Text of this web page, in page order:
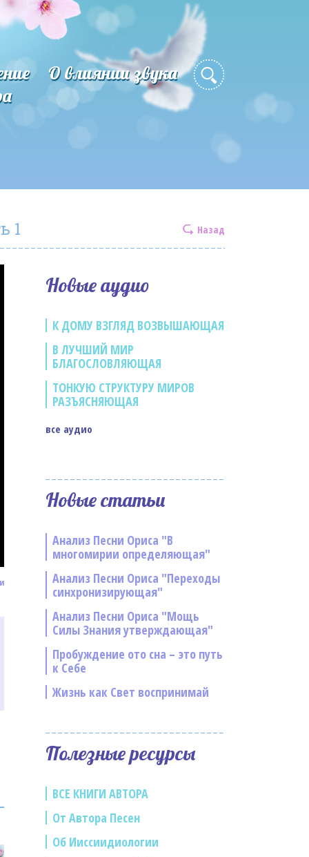
О влиянии звука
1 Назад
Новые аудио
К ДОМУ ВЗГЛЯД ВОЗВЫШАЮЩАЯ
В ЛУЧШИЙ МИР
БЛАГОСЛОВЛЯЮЩАЯ
ТОНКУЮ СТРУКТУРУ МИРОВ
РАЗЪЯСНЯЮЩАЯ
все аудио
Новые статьи
Анализ Песни Ориса "В
многомирии определяющая"
Анализ Песни Ориса "Переходы
синхронизирующая"
Анализ Песни Ориса "Мощь
Силы Знания утверждающая"
Пробуждение ото сна – это путь
к Себе
Жизнь как Свет воспринимай
Полезные ресурсы
ВСЕ КНИГИ АВТОРА
От Автора Песен
Об Ииссиидиологии